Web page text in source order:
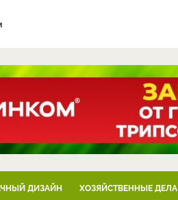
ДИЗАЙН ХОЗЯЙСТВЕННЫЕ ДЕЛА